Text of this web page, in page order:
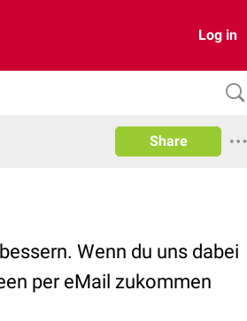
Log in
Share
Wenn du uns dabei
per eMail zukommen